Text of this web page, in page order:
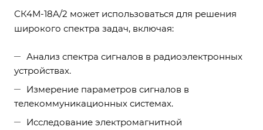
СК4М-18A/2 может использоваться для решения
широкого спектра задач, включая:
Анализ спектра сигналов в радиоэлектронных
устройствах.
Измерение параметров сигналов в
телекоммуникационных системах.
Исследование электромагнитной